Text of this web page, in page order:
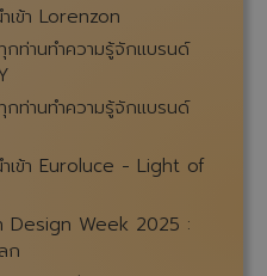
เข้า Lorenzon
ท่านทำความรู้จักแบรนด์
ท่านทำความรู้จักแบรนด์
ำเข้า Euroluce - Light of
Design Week 2025 :
ก